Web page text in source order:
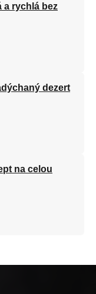
a rychlá bez
dezert
na celou